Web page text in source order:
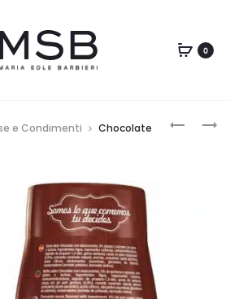
0
e Condimenti
Chocolate